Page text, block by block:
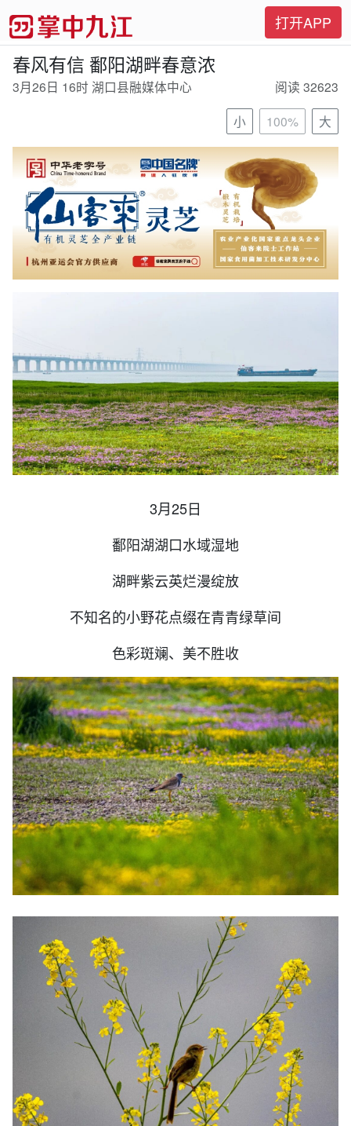
打开APP
春风有信 鄱阳湖畔春意浓
3月26日 16时 湖口县融媒体中心
阅读 32623
小
100% 大
3月25日
鄱阳湖湖口水域湿地
湖畔紫云英烂漫绽放
不知名的小野花点缀在青青绿草间
色彩斑斓、美不胜收